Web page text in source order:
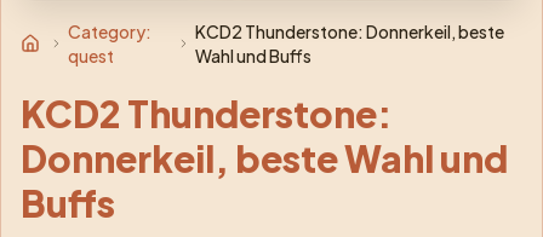
Category:
quest
KCD2 Thunderstone: Donnerkeil, beste
Wahl und Buffs
KCD2 Thunderstone:
Donnerkeil, beste Wahl und
Buffs